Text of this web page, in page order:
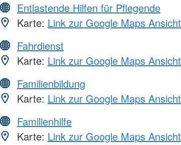
Entlastende Hilfen für Pflegende
Karte: Link zur Google Maps Ansicht
Fahrdienst
Karte: Link zur Google Maps Ansicht
Familienbildung
Karte: Link zur Google Maps Ansicht
Familienhilfe
Karte: Link zur Google Maps Ansicht